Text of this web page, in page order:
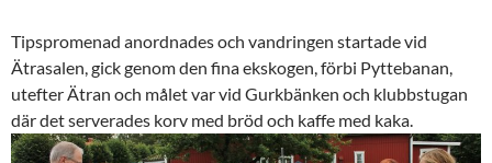
Tipspromenad anordnades och vandringen startade vid
Ätrasalen, gick genom den fina ekskogen, förbi Pyttebanan,
utefter Ätran och målet var vid Gurkbänken och klubbstugan
där det serverades korv med bröd och kaffe med kaka.